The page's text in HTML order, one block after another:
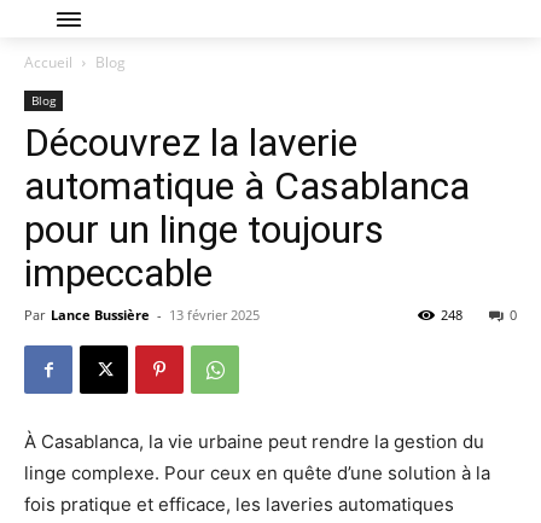
Accueil Blog
Blog
Découvrez la laverie
automatique à Casablanca
pour un linge toujours
impeccable
Par Lance Bussière - 13 février 2025 0
248
À Casablanca, la vie urbaine peut rendre la gestion du
linge complexe. Pour ceux en quête d’une solution à la
fois pratique et efficace, les laveries automatiques